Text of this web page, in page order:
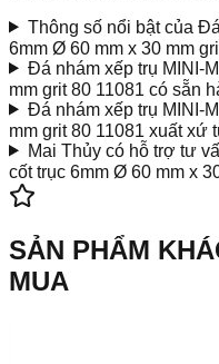
Thông số nổi bật của
6mm Ø 60 mm x 30 mm
Đá nhám xếp trụ MINI-
mm grit 80 11081 có sẵn
Đá nhám xếp trụ MINI-
mm grit 80 11081 xuất xứ
Mai Thủy có hỗ trợ tư
cốt trục 6mm Ø 60 mm x
SẢN PHẨM
MUA